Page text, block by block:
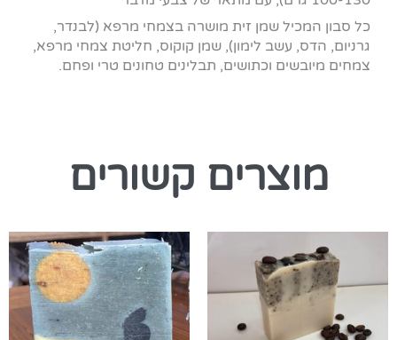
כל סבון המכיל שמן זית מושרה בצמחי מרפא (לבנדר,
גרניום, הדס, עשב לימון), שמן קוקוס, חליטת צמחי מרפא,
צמחים מיובשים וכתושים, תבלינים טחונים טרי ופחם.
מוצרים קשורים